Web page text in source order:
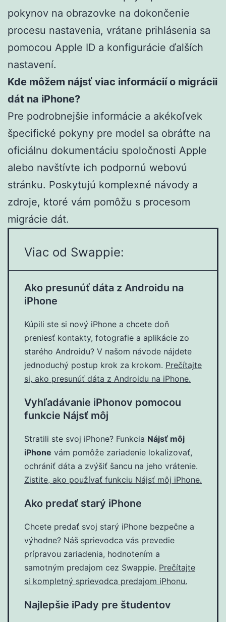
pokynov na obrazovke na dokončenie
procesu nastavenia, vrátane prihlásenia sa
pomocou Apple ID a konfigurácie ďalších
nastavení.
Kde môžem nájsť viac informácií o migrácii
dát na iPhone?
Pre podrobnejšie informácie a akékoľvek
špecifické pokyny pre model sa obráťte na
oficiálnu dokumentáciu spoločnosti Apple
alebo navštívte ich podpornú webovú
stránku. Poskytujú komplexné návody a
zdroje, ktoré vám pomôžu s procesom
migrácie dát.
Viac od Swappie:
Ako presunúť dáta z Androidu na
iPhone
Kúpili ste si nový iPhone a chcete doň
preniesť kontakty, fotografie a aplikácie zo
starého Androidu? V našom návode nájdete
jednoduchý postup krok za krokom. Prečítajte
si, ako presunúť dáta z Androidu na iPhone.
Vyhľadávanie iPhonov pomocou
funkcie Nájsť môj
Stratili ste svoj iPhone? Funkcia Nájsť môj
iPhone vám pomôže zariadenie lokalizovať,
ochrániť dáta a zvýšiť šancu na jeho vrátenie.
Zistite, ako používať funkciu Nájsť môj iPhone.
Ako predať starý iPhone
Chcete predať svoj starý iPhone bezpečne a
výhodne? Náš sprievodca vás prevedie
prípravou zariadenia, hodnotením a
samotným predajom cez Swappie. Prečítajte
si kompletný sprievodca predajom iPhonu.
Najlepšie iPady pre študentov